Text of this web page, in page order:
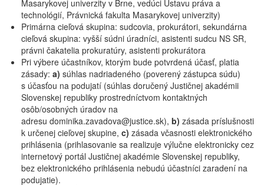
Masarykovej univerzity v Brne, vedúci Ústavu práva a
technológií, Právnická fakulta Masarykovej univerzity)
Primárna cieľová skupina: sudcovia, prokurátori, sekundárna
cieľová skupina: vyšší súdni úradníci, asistenti sudcu NS SR,
právni čakatelia prokuratúry, asistenti prokurátora
Pri výbere účastníkov, ktorým bude potvrdená účasť, platia
zásady: a) súhlas nadriadeného (poverený zástupca súdu)
s účasťou na podujatí (súhlas doručený Justičnej akadémii
Slovenskej republiky prostredníctvom kontaktných
osôb/osobných úradov na
adresu dominika.zavadova@justice.sk), b) zásada príslušnosti
k určenej cieľovej skupine, c) zásada včasnosti elektronického
prihlásenia (prihlasovanie sa realizuje výlučne elektronicky cez
internetový portál Justičnej akadémie Slovenskej republiky,
bez elektronického prihlásenia nebudú účastníci zaradení na
podujatie).